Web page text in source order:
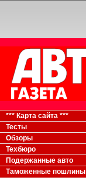
*** Карта сайта ***
Тесты
Обзоры
Техбюро
Подержанные авто
Таможенные пошлины